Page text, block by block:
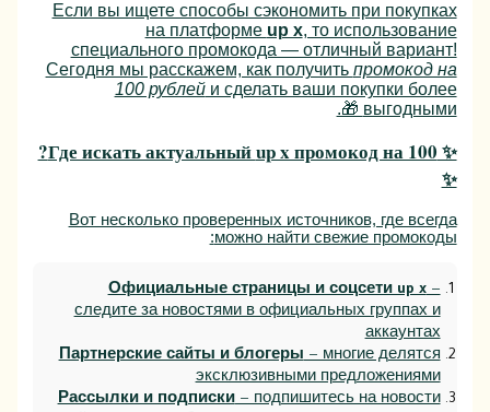
Если вы ищете способы сэкономить при покупках
на платформе up x, то использование
специального промокода — отличный вариант!
Сегодня мы расскажем, как получить промокод на
100 рублейи сделать ваши покупки более
выгодными 🎁.
✨ Где искать актуальный
up x промокод на 100
?
✨
Вот несколько проверенных источников, где всегда
можно найти свежие промокоды:
Официальные страницы и соцсети up x—
следите за новостями в официальных группах и
аккаунтах
Партнерские сайты и блогеры — многие делятся
эксклюзивными предложениями
Рассылки и подписки— подпишитесь на новости